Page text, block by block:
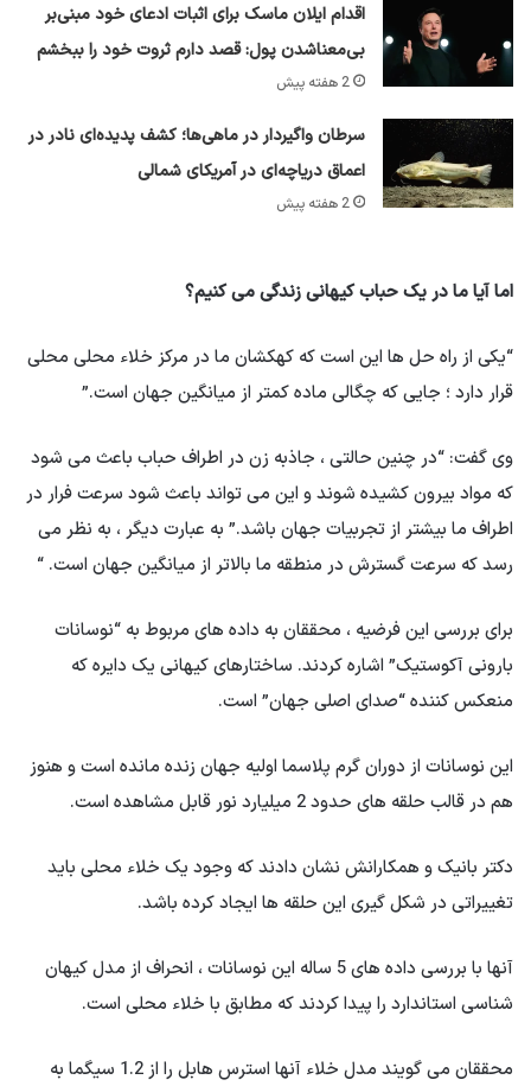
اقدام ایلان ماسک برای اثبات ادعای خود مبنی‌بر
بی‌معناشدن پول: قصد دارم ثروت خود را ببخشم
2 هفته پیش
سرطان واگیردار در ماهی‌ها؛ کشف پدیده‌ای نادر در
اعماق دریاچه‌ای در آمریکای شمالی
2 هفته پیش
اما آیا ما در یک حباب کیهانی زندگی می کنیم؟
“یکی از راه حل ها این است که کهکشان ما در مرکز خلاء محلی محلی
قرار دارد ؛ جایی که چگالی ماده کمتر از میانگین جهان است.”
وی گفت: “در چنین حالتی ، جاذبه زن در اطراف حباب باعث می شود
که مواد بیرون کشیده شوند و این می تواند باعث شود سرعت فرار در
اطراف ما بیشتر از تجربیات جهان باشد.” به عبارت دیگر ، به نظر می
رسد که سرعت گسترش در منطقه ما بالاتر از میانگین جهان است. “
برای بررسی این فرضیه ، محققان به داده های مربوط به “نوسانات
بارونی آکوستیک” اشاره کردند. ساختارهای کیهانی یک دایره که
منعکس کننده “صدای اصلی جهان” است.
این نوسانات از دوران گرم پلاسما اولیه جهان زنده مانده است و هنوز
هم در قالب حلقه های حدود 2 میلیارد نور قابل مشاهده است.
دکتر بانیک و همکارانش نشان دادند که وجود یک خلاء محلی باید
تغییراتی در شکل گیری این حلقه ها ایجاد کرده باشد.
آنها با بررسی داده های 5 ساله این نوسانات ، انحراف از مدل کیهان
شناسی استاندارد را پیدا کردند که مطابق با خلاء محلی است.
محققان می گویند مدل خلاء آنها استرس هابل را از 1.2 سیگما به